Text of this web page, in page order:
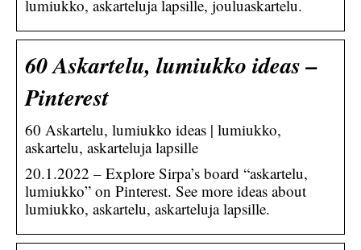
lumiukko, askarteluja lapsille, jouluaskartelu.
60 Askartelu, lumiukko ideas –
Pinterest
60 Askartelu, lumiukko ideas | lumiukko,
askartelu, askarteluja lapsille
20.1.2022 – Explore Sirpa’s board “askartelu,
lumiukko” on Pinterest. See more ideas about
lumiukko, askartelu, askarteluja lapsille.